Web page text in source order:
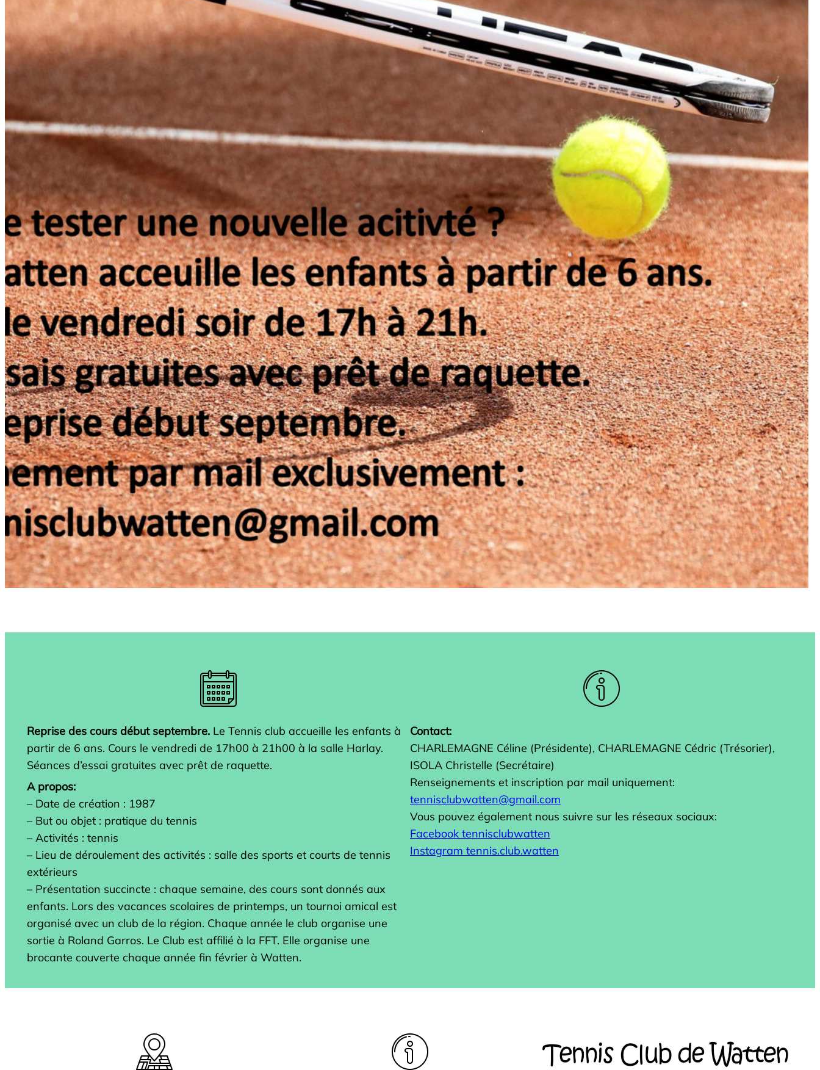
Reprise des cours début septembre. Le Tennis club accueille les enfants à
partir de 6 ans. Cours le vendredi de 17h00 à 21h00 à la salle Harlay.
Séances d’essai gratuites avec prêt de raquette.
A propos:
– Date de création : 1987
– But ou objet : pratique du tennis
– Activités : tennis
– Lieu de déroulement des activités : salle des sports et courts de tennis
extérieurs
– Présentation succincte : chaque semaine, des cours sont donnés aux
enfants. Lors des vacances scolaires de printemps, un tournoi amical est
organisé avec un club de la région. Chaque année le club organise une
sortie à Roland Garros. Le Club est affilié à la FFT. Elle organise une
brocante couverte chaque année fin février à Watten.
Contact:
CHARLEMAGNE Céline (Présidente), CHARLEMAGNE Cédric (Trésorier),
ISOLA Christelle (Secrétaire)
Renseignements et inscription par mail uniquement:
tennisclubwatten@gmail.com
Vous pouvez également nous suivre sur les réseaux sociaux:
Facebook tennisclubwatten
Instagram tennis.club.watten